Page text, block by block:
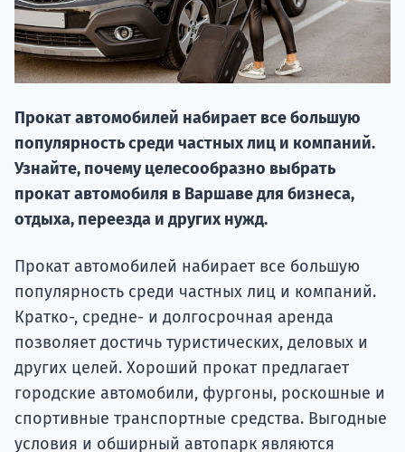
Прокат автомобилей набирает все большую
популярность среди частных лиц и компаний.
Узнайте, почему целесообразно выбрать
прокат автомобиля в Варшаве для бизнеса,
отдыха, переезда и других нужд.
Прокат автомобилей набирает все большую
популярность среди частных лиц и компаний.
Кратко-, средне- и долгосрочная аренда
позволяет достичь туристических, деловых и
других целей. Хороший прокат предлагает
городские автомобили, фургоны, роскошные и
спортивные транспортные средства. Выгодные
условия и обширный автопарк являются
НАБОР